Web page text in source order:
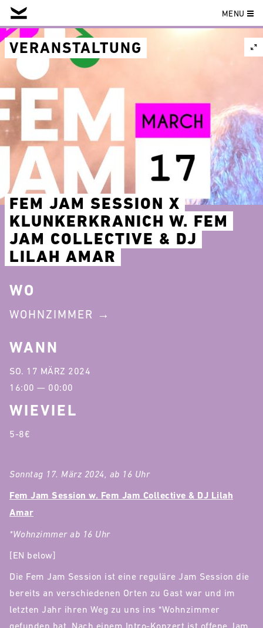
Skip
to
content
MENU
VERANSTALTUNG
FEM JAM SESSION X
KLUNKERKRANICH W. FEM
JAM COLLECTIVE & DJ
LILAH AMAR
Sonntag 17. März 2024, ab 16 Uhr
Fem Jam Session w. Fem Jam Collective & DJ Lilah
Amar
*Wohnzimmer ab 16 Uhr
[EN below]
Die Fem Jam Session ist eine reguläre Jam Session die
bereits an verschiedenen Orten zu Gast war und im
letzten Jahr ihren Weg zu uns ins *Wohnzimmer
gefunden hat. Nach einem Intro-Konzert ist offene Jam
WO
WOHNZIMMER
WANN
SO. 17 MÄRZ 2024
16:00 — 00:00
WIEVIEL
5-8€